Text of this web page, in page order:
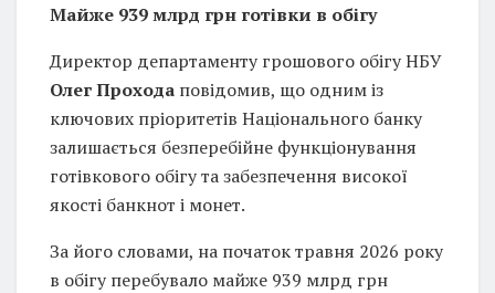
Майже 939 млрд грн готівки в обігу
Директор департаменту грошового обігу НБУ
Олег Прохода повідомив, що одним із
ключових пріоритетів Національного банку
залишається безперебійне функціонування
готівкового обігу та забезпечення високої
якості банкнот і монет.
За його словами, на початок травня 2026 року
в обігу перебувало майже 939 млрд грн